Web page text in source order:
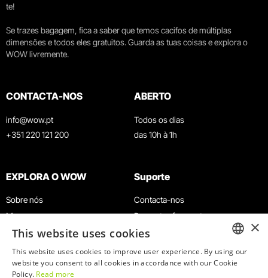
te!
Se trazes bagagem, fica a saber que temos cacifos de múltiplas
dimensões e todos eles gratuitos. Guarda as tuas coisas e explora o
WOW livremente.
CONTACTA-NOS
info@wow.pt
+351 220 121 200
ABERTO
Todos os dias
das 10h à 1h
EXPLORA O WOW
Sobre nós
Museus
Agenda
Notícias
Restaurantes
Suporte
Contacta-nos
Perguntas frequentes
Termos e Condições
Política de privacidade e cookies
Trabalha connosco
ENGLISH
×
This website uses cookies
This website uses cookies to improve user experience. By using our
website you consent to all cookies in accordance with our Cookie
Policy. Read more